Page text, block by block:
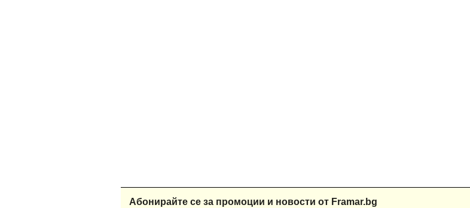
Абонирайте се за промоции и новости от Framar.bg